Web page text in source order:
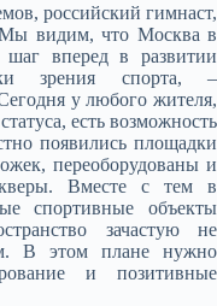
российский гимнаст,
видим, что Москва в
шаг вперед в развитии
зрения спорта, –
у любого жителя,
есть возможность
появились площадки
переоборудованы и
Вместе с тем в
спортивные объекты
зачастую не
В этом плане нужно
и позитивные